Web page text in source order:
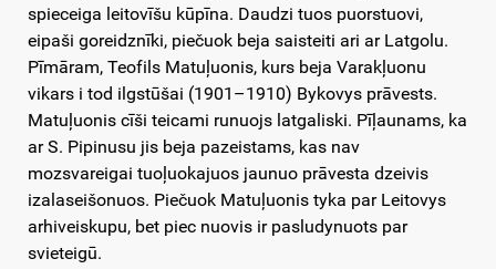
spieceiga leitovīšu kūpīna. Daudzi tuos puorstuovi,
eipaši goreidznīki, piečuok beja saisteiti ari ar Latgolu.
Pīmāram, Teofils Matuļuonis, kurs beja Varakļuonu
vikars i tod ilgstūšai (1901–1910) Bykovys prāvests.
Matuļuonis cīši teicami runuojs latgaliski. Pīļaunams, ka
ar S. Pipinusu jis beja pazeistams, kas nav
mozsvareigai tuoļuokajuos jaunuo prāvesta dzeivis
izalaseišonuos. Piečuok Matuļuonis tyka par Leitovys
arhiveiskupu, bet piec nuovis ir pasludynuots par
svieteigū.